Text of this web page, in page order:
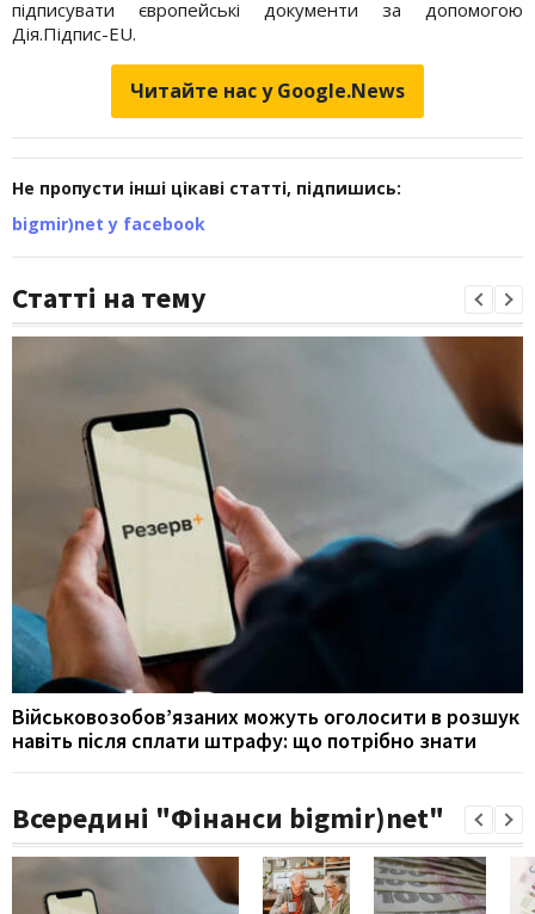
підписувати європейські документи за допомогою
Дія.Підпис-EU.
Читайте нас у Google.News
Не пропусти інші цікаві статті, підпишись:
bigmir)net у facebook
Статті на тему
Військовозобов’язаних можуть оголосити в розшук
навіть після сплати штрафу: що потрібно знати
Всередині "Фінанси bigmir)net"